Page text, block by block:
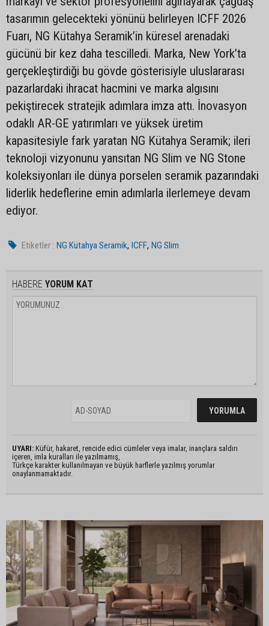
tasarımın gelecekteki yönünü belirleyen ICFF 2026
Fuarı, NG Kütahya Seramik’in küresel arenadaki
gücünü bir kez daha tescilledi. Marka, New York’ta
gerçekleştirdiği bu gövde gösterisiyle uluslararası
pazarlardaki ihracat hacmini ve marka algısını
pekiştirecek stratejik adımlara imza attı. İnovasyon
odaklı AR-GE yatırımları ve yüksek üretim
kapasitesiyle fark yaratan NG Kütahya Seramik; ileri
teknoloji vizyonunu yansıtan NG Slim ve NG Stone
koleksiyonları ile dünya porselen seramik pazarındaki
liderlik hedeflerine emin adımlarla ilerlemeye devam
ediyor.
Etiketler : NG Kütahya Seramik,ICFF,NG Slim
HABERE YORUM KAT
UYARI: Küfür, hakaret, rencide edici cümleler veya imalar, inançlara saldırı
içeren, imla kuralları ile yazılmamış,
Türkçe karakter kullanılmayan ve büyük harflerle yazılmış yorumlar
onaylanmamaktadır.